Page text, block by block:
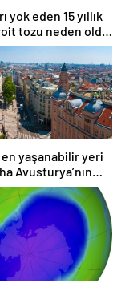
yok eden 15 yıllık
tozu neden oldu
en yaşanabilir yeri
Avusturya’nın
oldu